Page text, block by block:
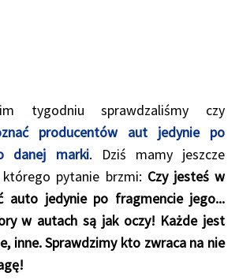
tygodniu sprawdzaliśmy czy
producentów aut jedynie po
danej marki. Dziś mamy jeszcze
pytanie brzmi: Czy jesteś w
auto jedynie po fragmencie jego...
w autach są jak oczy! Każde jest
inne. Sprawdzimy kto zwraca na nie